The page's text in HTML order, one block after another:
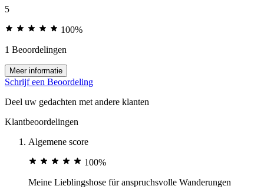
5
100%
1 Beoordelingen
Meer informatie
Schrijf een Beoordeling
Deel uw gedachten met andere klanten
Klantbeoordelingen
Algemene score
100%
Meine Lieblingshose für anspruchsvolle Wanderungen